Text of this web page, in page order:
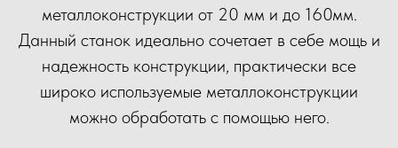
металлоконструкции от 20 мм и до 160мм.
Данный станок идеально сочетает в себе мощь и
надежность конструкции, практически все
широко используемые металлоконструкции
можно обработать с помощью него.